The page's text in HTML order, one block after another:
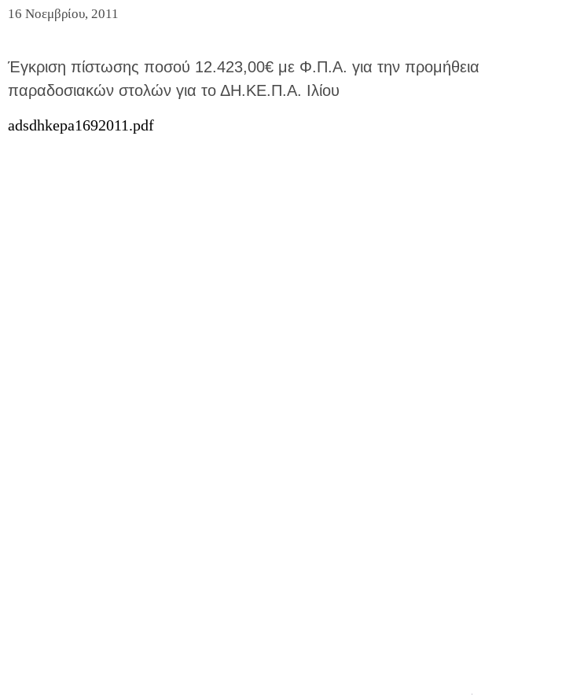
16 Νοεμβρίου, 2011
Έγκριση πίστωσης ποσού 12.423,00€ με Φ.Π.Α. για την προμήθεια
παραδοσιακών στολών για το ΔΗ.ΚΕ.Π.Α. Ιλίου
adsdhkepa1692011.pdf